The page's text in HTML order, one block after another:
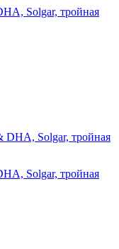
Solgar, тройная
Solgar, тройная